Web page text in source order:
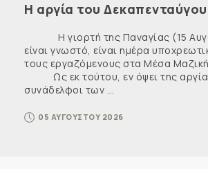
Η αργία του
Η γιορτή της Παναγίας (15
είναι γνωστό, είναι ημέρα
τους εργαζόμενους στα Μέσα
Ως εκ τούτου, εν όψει της
συνάδελφοι των ...
05 ΑΥΓΟΥΣΤΟΥ 2026